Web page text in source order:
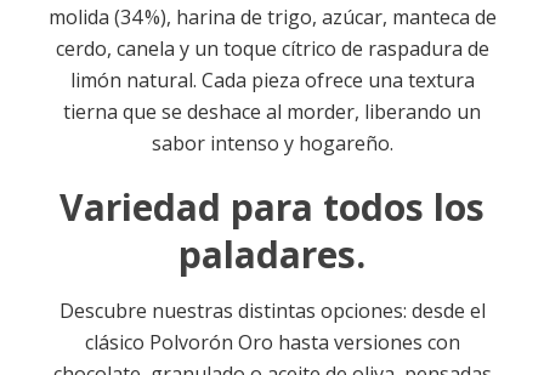
molida (34 %), harina de trigo, azúcar, manteca de
cerdo, canela y un toque cítrico de raspadura de
limón natural. Cada pieza ofrece una textura
tierna que se deshace al morder, liberando un
sabor intenso y hogareño.
Variedad para todos los
paladares.
Descubre nuestras distintas opciones: desde el
clásico Polvorón Oro hasta versiones con